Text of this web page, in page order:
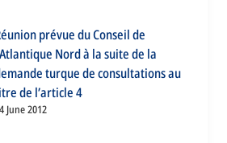
prévue du Conseil de
Nord à la suite de la
turque de consultations au
de l’article 4
June 2012